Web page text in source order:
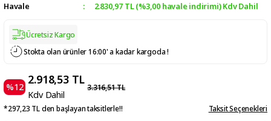
Havale
2.830,97 TL (%3,00 havale indirimi) Kdv Dahil
Ücretsiz Kargo
Stokta olan ürünler 16:00' a kadar kargoda !
%12
2.918,53 TL
Kdv Dahil
3.316,51 TL
*297,23 TL den başlayan taksitlerle!! Taksit Seçenekleri